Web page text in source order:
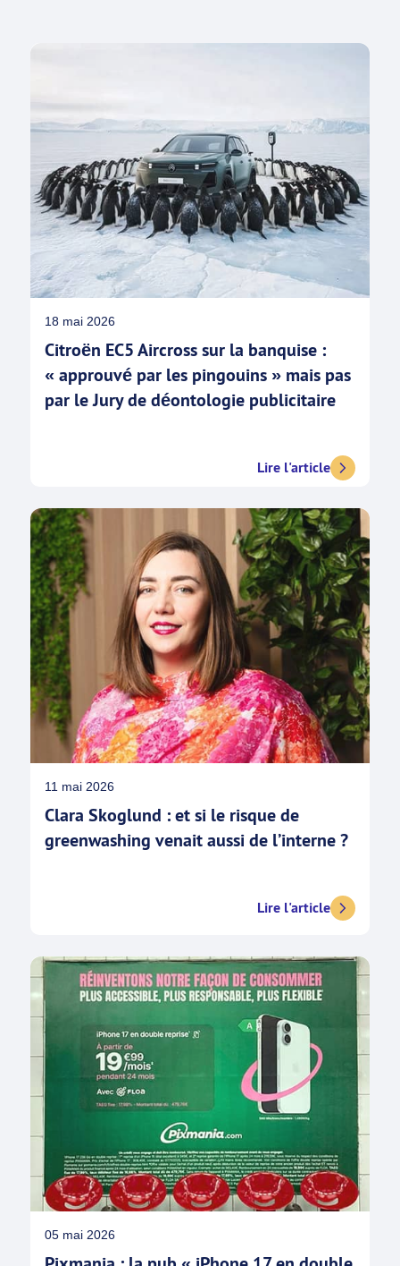
18 mai 2026
Citroën EC5 Aircross sur la banquise :
« approuvé par les pingouins » mais pas
par le Jury de déontologie publicitaire
Lire l'article
11 mai 2026
Clara Skoglund : et si le risque de
greenwashing venait aussi de l’interne ?
Lire l'article
05 mai 2026